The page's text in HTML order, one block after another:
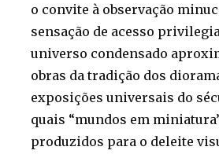
o convite à observação
sensação de acesso
universo condensado
obras da tradição dos
exposições universais do
quais “mundos em
produzidos para o deleite